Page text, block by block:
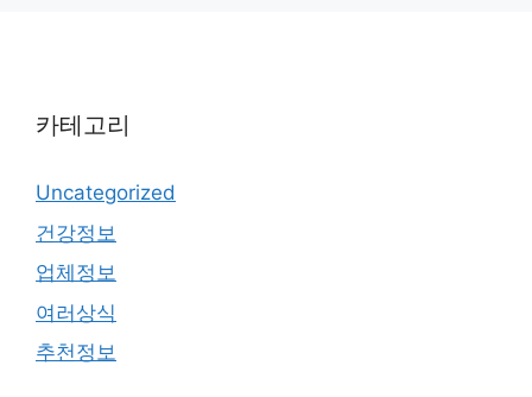
카테고리
Uncategorized
건강정보
업체정보
여러상식
추천정보